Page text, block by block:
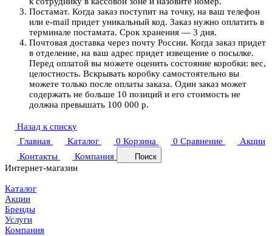
Постамат. Когда заказ поступит на точку, на ваш телефон
или e-mail придет уникальный код. Заказ нужно оплатить в
терминале постамата. Срок хранения — 3 дня.
Почтовая доставка через почту России. Когда заказ придет
в отделение, на ваш адрес придет извещение о посылке.
Перед оплатой вы можете оценить состояние коробки: вес,
целостность. Вскрывать коробку самостоятельно вы
можете только после оплаты заказа. Один заказ может
содержать не больше 10 позиций и его стоимость не
должна превышать 100 000 р.
Назад к списку
Главная
Каталог 0 Корзина 0 Сравнение
Акции
Контакты
Компания Поиск
Интернет-магазин
Каталог
Акции
Бренды
Услуги
Компания